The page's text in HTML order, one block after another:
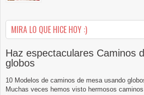
MIRA LO QUE HICE HOY :)
Haz espectaculares Caminos
globos
10 Modelos de caminos de mesa usando
Muchas veces hemos visto hermosos